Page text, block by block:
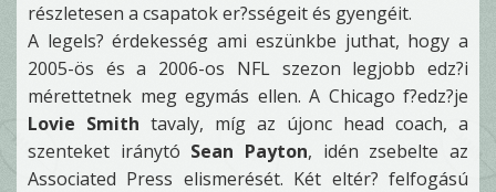
részletesen a csapatok er?sségeit és gyengéit.
A legels? érdekesség ami eszünkbe juthat, hogy a
2005-ös és a 2006-os NFL szezon legjobb edz?i
mérettetnek meg egymás ellen. A Chicago f?edz?je
Lovie Smith tavaly, míg az újonc head coach, a
szenteket iránytó Sean Payton, idén zsebelte az
Associated Press elismerését. Két eltér? felfogású